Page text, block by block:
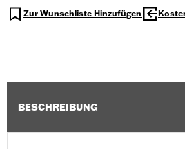
Zur Wunschliste Hinzufügen
BESCHREIBUNG